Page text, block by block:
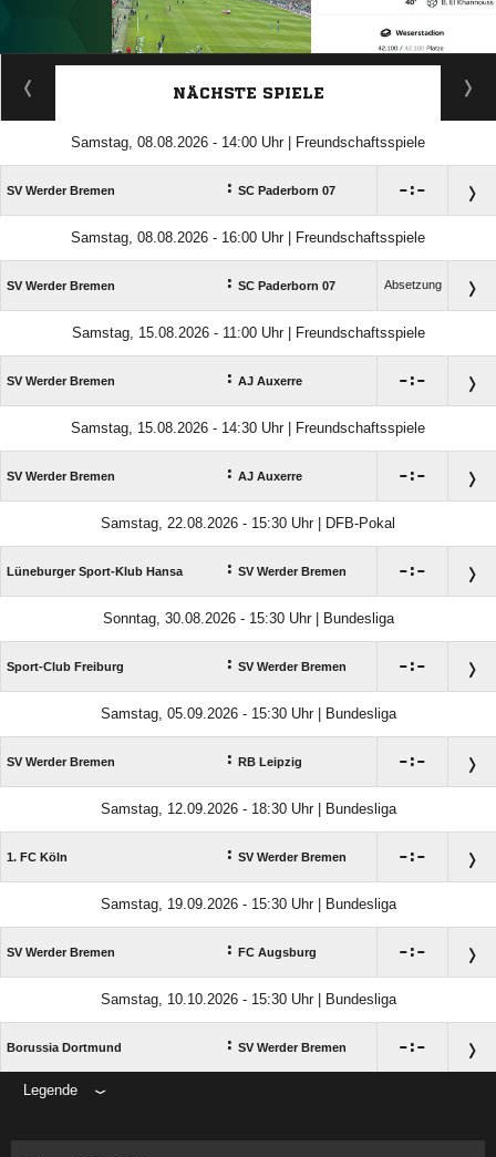
ANZEIGE
NÄCHSTE SPIELE
Samstag, 08.08.2026 - 14:00 Uhr | Freundschaftsspiele
SV Werder Bremen : SC Paderborn 07 :
Samstag, 08.08.2026 - 16:00 Uhr | Freundschaftsspiele
SV Werder Bremen : SC Paderborn 07 Absetzung
Samstag, 15.08.2026 - 11:00 Uhr | Freundschaftsspiele
SV Werder Bremen : AJ Auxerre :
Samstag, 15.08.2026 - 14:30 Uhr | Freundschaftsspiele
SV Werder Bremen : AJ Auxerre :
Samstag, 22.08.2026 - 15:30 Uhr | DFB-Pokal
Lüneburger Sport-Klub Hansa : SV Werder Bremen :
Sonntag, 30.08.2026 - 15:30 Uhr | Bundesliga
Sport-Club Freiburg : SV Werder Bremen :
Samstag, 05.09.2026 - 15:30 Uhr | Bundesliga
SV Werder Bremen : RB Leipzig :
Samstag, 12.09.2026 - 18:30 Uhr | Bundesliga
1. FC Köln : SV Werder Bremen :
Samstag, 19.09.2026 - 15:30 Uhr | Bundesliga
SV Werder Bremen : FC Augsburg :
Samstag, 10.10.2026 - 15:30 Uhr | Bundesliga
Borussia Dortmund : SV Werder Bremen :
Legende